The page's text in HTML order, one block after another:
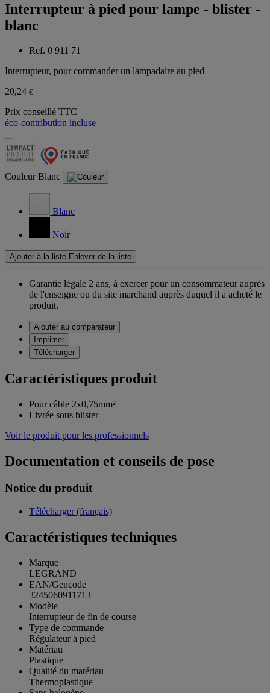
Interrupteur à pied pour lampe - blister -
blanc
Ref. 0 911 71
Interrupteur, pour commander un lampadaire au pied
20,24 €
Prix conseillé TTC
éco-contribution incluse
Couleur Blanc
Blanc
Noir
Ajouter à la liste Enlever de la liste
Garantie légale 2 ans, à exercer pour un consommateur auprès
de l'enseigne ou du site marchand auprès duquel il a acheté le
produit.
Ajouter au comparateur
Imprimer
Télécharger
Caractéristiques produit
Pour câble 2x0,75mm²
Livrée sous blister
Voir le produit pour les professionnels
Documentation et conseils de pose
Notice du produit
Télécharger (français)
Caractéristiques techniques
Marque
LEGRAND
EAN/Gencode
3245060911713
Modèle
Interrupteur de fin de course
Type de commande
Régulateur à pied
Matériau
Plastique
Qualité du matériau
Thermoplastique